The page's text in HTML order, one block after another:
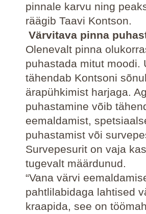
pinnale karvu ning
räägib Taavi Kontson.
Värvitava pinna
Olenevalt pinna
puhastada mitut moodi.
tähendab Kontsoni
ärapühkimist harjaga.
puhastamine võib
eemaldamist,
puhastamist või
Survepesurit on vaja
tugevalt määrdunud.
“Vana värvi
pahtlilabidaga lahtised
kraapida, see on